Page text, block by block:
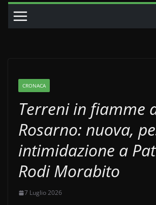
CRONACA
Terreni in fiamme
Rosarno: nuova,
intimidazione a
Rodi Morabito
7 Luglio 2026